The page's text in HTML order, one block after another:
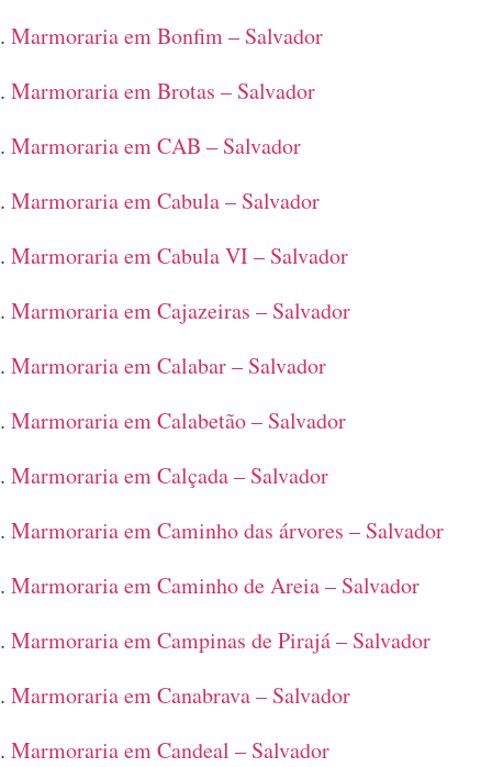
Marmoraria em Bonfim – Salvador
Marmoraria em Brotas – Salvador
Marmoraria em CAB – Salvador
Marmoraria em Cabula – Salvador
Marmoraria em Cabula VI – Salvador
Marmoraria em Cajazeiras – Salvador
Marmoraria em Calabar – Salvador
Marmoraria em Calabetão – Salvador
Marmoraria em Calçada – Salvador
Marmoraria em Caminho das árvores – Salvador
Marmoraria em Caminho de Areia – Salvador
Marmoraria em Campinas de Pirajá – Salvador
Marmoraria em Canabrava – Salvador
Marmoraria em Candeal – Salvador